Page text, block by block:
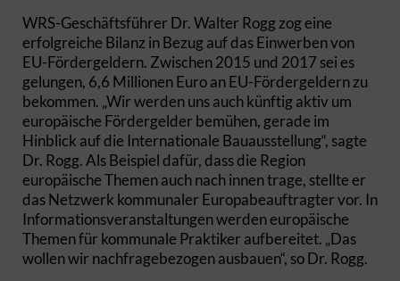
WRS-Geschäftsführer Dr. Walter Rogg zog eine
erfolgreiche Bilanz in Bezug auf das Einwerben von
EU-Fördergeldern. Zwischen 2015 und 2017 sei es
gelungen, 6,6 Millionen Euro an EU-Fördergeldern zu
bekommen. „Wir werden uns auch künftig aktiv um
europäische Fördergelder bemühen, gerade im
Hinblick auf die Internationale Bauausstellung“, sagte
Dr. Rogg. Als Beispiel dafür, dass die Region
europäische Themen auch nach innen trage, stellte er
das Netzwerk kommunaler Europabeauftragter vor. In
Informationsveranstaltungen werden europäische
Themen für kommunale Praktiker aufbereitet. „Das
wollen wir nachfragebezogen ausbauen“, so Dr. Rogg.